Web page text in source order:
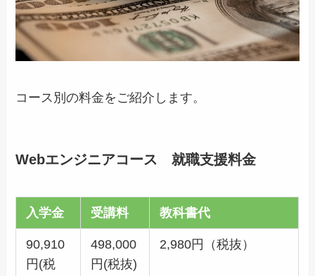
コース別の料金をご紹介します。
Webエンジニアコース 就職支援料金
入学金 受講料 教科書代
90,910
円(税
498,000
円(税抜)
2,980円（税抜）